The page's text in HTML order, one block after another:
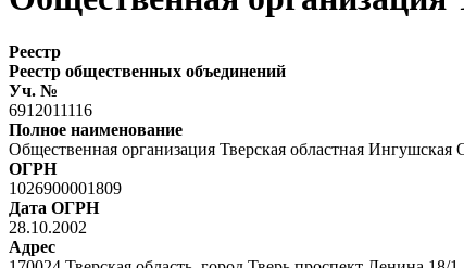
Реестр
Реестр общественных объединений
Уч. №
6912011116
Полное наименование
Общественная организация Тверская областная
ОГРН
1026900001809
Дата ОГРН
28.10.2002
Адрес